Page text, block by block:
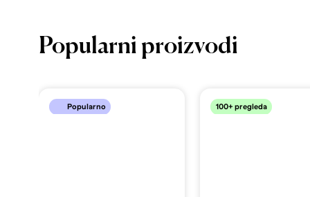
Popularni proizvodi
Popularno 100+ pregleda